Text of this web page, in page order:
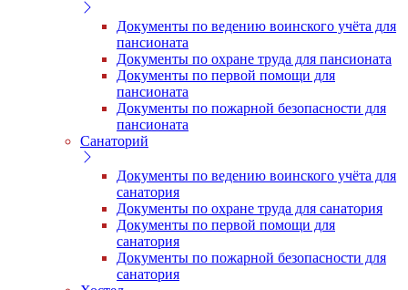
Документы по ведению воинского учёта для
пансионата
Документы по охране труда для пансионата
Документы по первой помощи для
пансионата
Документы по пожарной безопасности для
пансионата
Санаторий
Документы по ведению воинского учёта для
санатория
Документы по охране труда для санатория
Документы по первой помощи для
санатория
Документы по пожарной безопасности для
санатория